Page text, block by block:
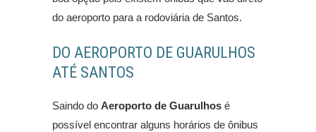
do aeroporto para a rodoviária de Santos.
DO AEROPORTO DE GUARULHOS
ATÉ SANTOS
Saindo do Aeroporto de Guarulhos é
possível encontrar alguns horários de ônibus